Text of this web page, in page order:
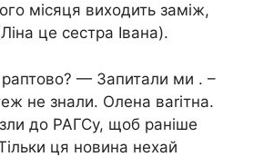
місяця виходить заміж,
це сестpа Івана).
— Запитали ми . –
не знали. Олена ваrітна.
до РАГСу, щоб pаніше
ця новина нехай